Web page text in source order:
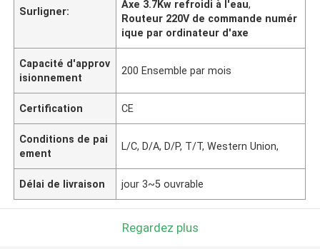
Surligner:
Axe 3.7Kw refroidi à l'eau,
Routeur 220V de commande numér
ique par ordinateur d'axe
Capacité d'approv
isionnement
200 Ensemble par mois
Certification CE
Conditions de pai
ement
L/C, D/A, D/P, T/T, Western Union,
Délai de livraison jour 3~5 ouvrable
Regardez plus